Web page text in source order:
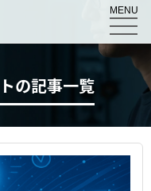
MENU
の記事一覧